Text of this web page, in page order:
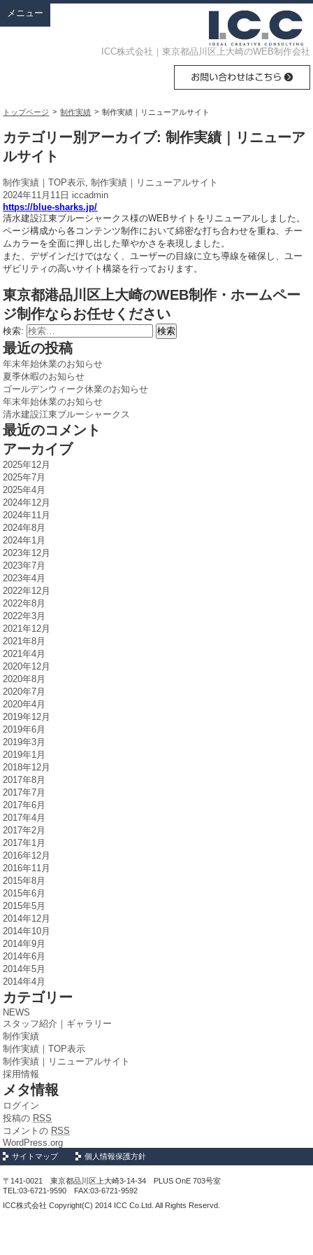
メニュー
ICC株式会社｜東京都品川区上大崎のWEB制作会社
トップページ > 制作実績 > 制作実績｜リニューアルサイト
カテゴリー別アーカイブ: 制作実績｜リニューア
ルサイト
制作実績｜TOP表示,制作実績｜リニューアルサイト
2024年11月11日 iccadmin
https://blue-sharks.jp/
清水建設江東ブルーシャークス様のWEBサイトをリニューアルしました。
ページ構成から各コンテンツ制作において綿密な打ち合わせを重ね、チー
ムカラーを全面に押し出した華やかさを表現しました。
また、デザインだけではなく、ユーザーの目線に立ち導線を確保し、ユー
ザビリティの高いサイト構築を行っております。
東京都港品川区上大崎のWEB制作・ホームペー
ジ制作ならお任せください
検索:
最近の投稿
年末年始休業のお知らせ
夏季休暇のお知らせ
ゴールデンウィーク休業のお知らせ
年末年始休業のお知らせ
清水建設江東ブルーシャークス
最近のコメント
アーカイブ
2025年12月
2025年7月
2025年4月
2024年12月
2024年11月
2024年8月
2024年1月
2023年12月
2023年7月
2023年4月
2022年12月
2022年8月
2022年3月
2021年12月
2021年8月
2021年4月
2020年12月
2020年8月
2020年7月
2020年4月
2019年12月
2019年6月
2019年3月
2019年1月
2018年12月
2017年8月
2017年7月
2017年6月
2017年4月
2017年2月
2017年1月
2016年12月
2016年11月
2015年8月
2015年6月
2015年5月
2014年12月
2014年10月
2014年9月
2014年6月
2014年5月
2014年4月
カテゴリー
NEWS
スタッフ紹介｜ギャラリー
制作実績
制作実績｜TOP表示
制作実績｜リニューアルサイト
採用情報
メタ情報
ログイン
投稿の RSS
コメントの RSS
WordPress.org
サイトマップ 個人情報保護方針
〒141-0021 東京都品川区上大崎3-14-34 PLUS OnE 703号室
TEL:03-6721-9590 FAX:03-6721-9592
ICC株式会社 Copyright(C) 2014 ICC Co.Ltd. All Rights Reservd.